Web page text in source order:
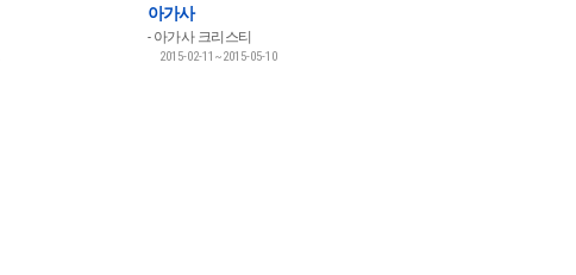
아가사
아가사 크리스티
2015-02-11~2015-05-10